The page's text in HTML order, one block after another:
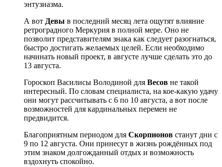
энтузиазма.
А вот Девы в последний месяц лета ощутят влияние
ретроградного Меркурия в полной мере. Оно не
позволит представителям знака как следует разогнаться,
быстро достигать желаемых целей. Если необходимо
начинать новый проект, в августе лучше сделать это до
13 августа.
Гороскоп Василисы Володиной для Весов не такой
интересный. По словам специалиста, на кое-какую удачу
они могут рассчитывать с 6 по 10 августа, а вот после
возможностей для кардинальных перемен не
предвидится.
Благоприятным периодом для Скорпионов станут дни с
9 по 12 августа. Они принесут в жизнь рождённых под
этим знаком долгожданный отдых и возможность
вздохнуть спокойно.